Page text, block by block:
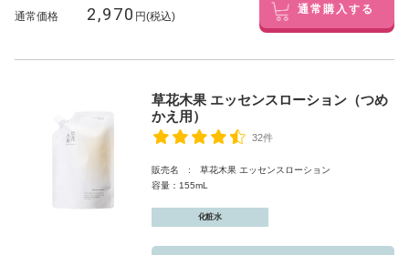
通常価格 2,970 円(税込) 通常購入する
草花木果 エッセンスローション（つめ
かえ用）
32件
販売名 : 草花木果 エッセンスローション
容量：155mL
化粧水